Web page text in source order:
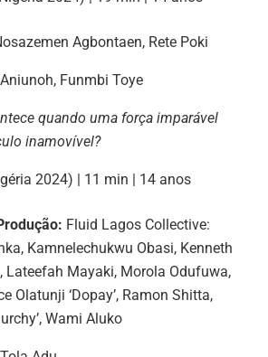
Agbontaen, Rete Poki
Funmbi Toye
quando uma força imparável
inamovível?
2024) | 11 min | 14 anos
Fluid Lagos Collective:
Kamnelechukwu Obasi, Kenneth
Lateefah Mayaki, Morola Odufuwa,
Olatunji ‘Dopay’, Ramon Shitta,
Wami Aluko